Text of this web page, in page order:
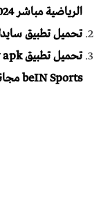
الرياضية مباشر 2024
تحميل تطبيق سايدك
beIN Sports مجانا